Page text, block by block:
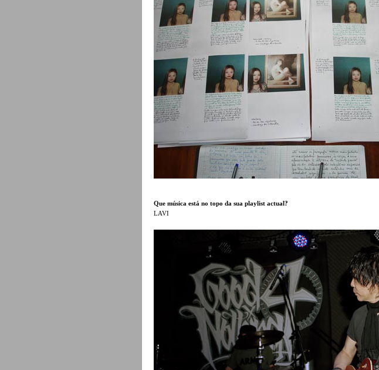
Que música está no topo da sua playlist actual?
LAVI